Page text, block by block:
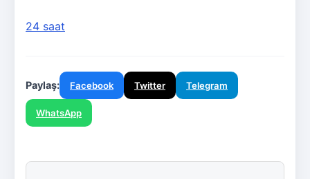
24 saat
Paylaş: Facebook Twitter Telegram
WhatsApp